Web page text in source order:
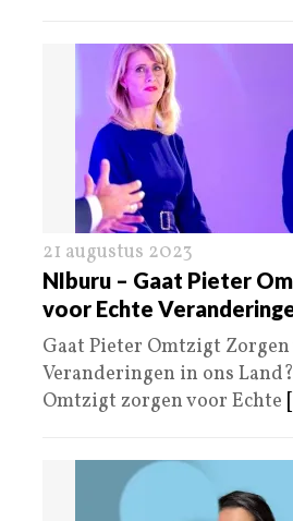
21 augustus 2023
NIburu – Gaat Pieter
voor Echte
Gaat Pieter Omtzigt
Veranderingen in ons
Omtzigt zorgen voor Echte